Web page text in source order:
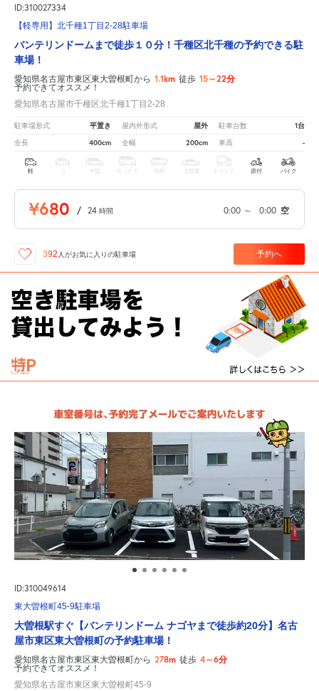
ID:310027334
【軽専用】北千種1丁目2-28駐車場
バンテリンドームまで徒歩１０分！千種区北千種の予約できる駐
車場！
愛知県名古屋市東区東大曽根町から 1.1km 徒歩 15～22分
予約できてオススメ！
愛知県名古屋市千種区北千種1丁目2-28
駐車場形式 平置き 屋内外形式 屋外 駐車台数 1台
全長 400cm 全幅 200cm 車高 -
軽 中型 ボックス SUV 大型車 トラック 原付 バイク
¥680 / 24 時間 0:00 ～ 0:00 空
392 人がお気に入りの駐車場 予約へ
ID:310049614
東大曽根町45-9駐車場
大曽根駅すぐ【バンテリンドーム ナゴヤまで徒歩約20分】名古
屋市東区東大曽根町の予約駐車場！
愛知県名古屋市東区東大曽根町から 278m 徒歩 4～6分
予約できてオススメ！
愛知県名古屋市東区東大曽根町45-9